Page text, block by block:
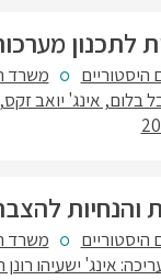
לתכנון
היסטוריים
משרד
בלום, אינג' יואב
והנחיות להצבת
היסטוריים
משרד
אינג' ישעיהו